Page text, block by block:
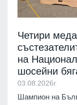
Четири
на
шосейни
03.08.2026г.
Шампион на